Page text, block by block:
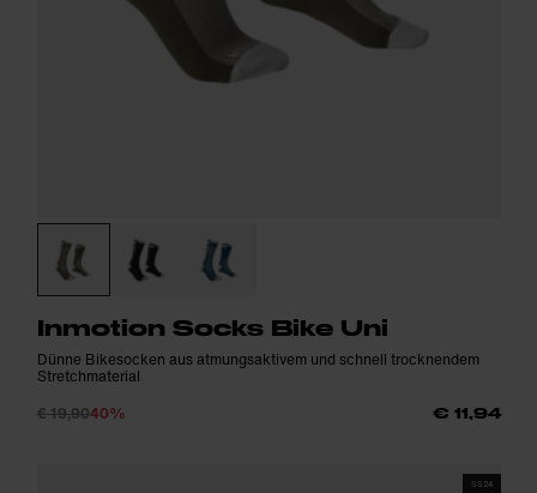
Inmotion Socks Bike Uni
Dünne Bikesocken aus atmungsaktivem und schnell trocknendem
Stretchmaterial
€ 19,9040% € 11,94
SS24